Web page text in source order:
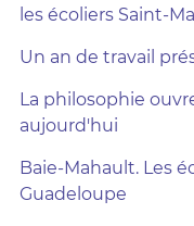
les écoliers Saint-
Un an de travail
La philosophie
aujourd'hui
Baie-Mahault. Les
Guadeloupe